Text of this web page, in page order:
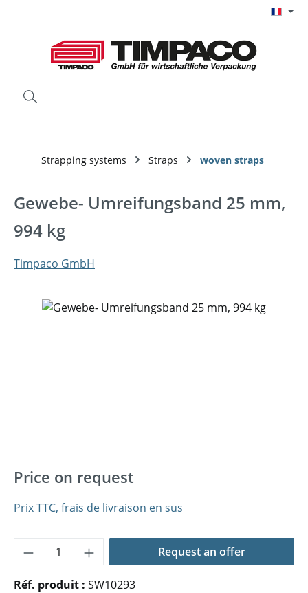
Strapping systems Straps woven straps
Gewebe- Umreifungsband 25 mm,
994 kg
Timpaco GmbH
Ignorer la galerie d'images
Price on request
Prix TTC, frais de livraison en sus
Quantité de produit : Entrez la
Request an offer
Réf. produit : SW10293